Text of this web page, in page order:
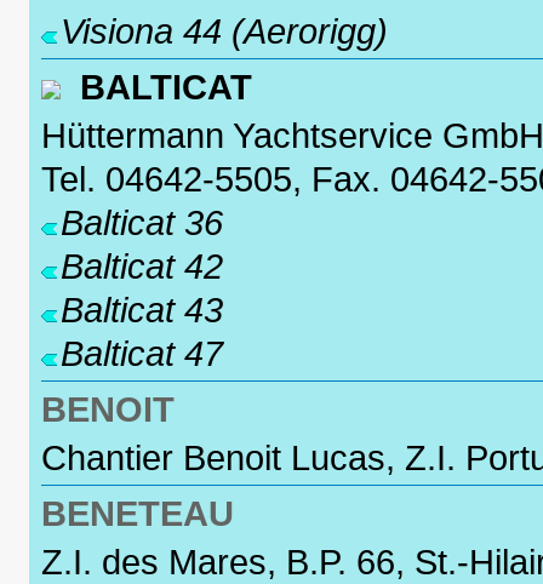
Visiona 44 (Aerorigg)
BALTICAT
Hüttermann Yachtservice
Tel. 04642-5505, Fax. 04642-
Balticat 36
Balticat 42
Balticat 43
Balticat 47
BENOIT
Chantier Benoit Lucas, Z.I.
BENETEAU
Z.I. des Mares, B.P. 66, St.-